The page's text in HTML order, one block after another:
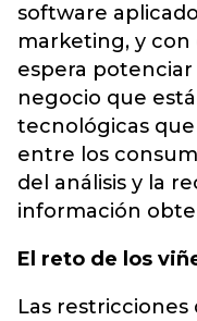
software
marketing, y
espera potenciar
negocio que
tecnológicas
entre los
del análisis y la
información
El reto de los
Las